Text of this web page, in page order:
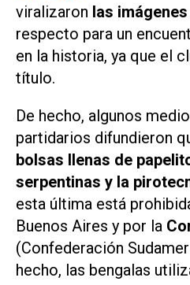
viralizaron las
respecto para un
en la historia, ya que el
título.
De hecho, algunos
partidarios difundieron
bolsas llenas de
serpentinas y la
esta última está
Buenos Aires y por la
(Confederación
hecho, las bengalas